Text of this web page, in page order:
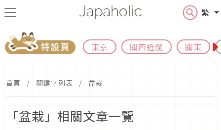
繁
東京 關西近畿 關東
首頁 關鍵字列表 盆栽
「盆栽」相關文章一覽